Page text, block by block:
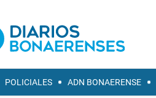
POLICIALES ADN BONAERENSE